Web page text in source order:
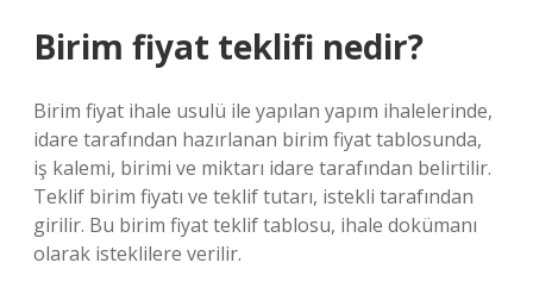
Birim fiyat teklifi nedir?
Birim fiyat ihale usulü ile yapılan yapım ihalelerinde,
idare tarafından hazırlanan birim fiyat tablosunda,
iş kalemi, birimi ve miktarı idare tarafından belirtilir.
Teklif birim fiyatı ve teklif tutarı, istekli tarafından
girilir. Bu birim fiyat teklif tablosu, ihale dokümanı
olarak isteklilere verilir.